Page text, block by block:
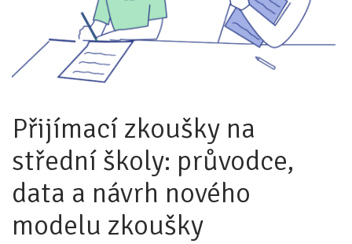
Všechny analýzy
Pro média
Tiskové zprávy
Pro zřizovatele
Konference Lepší škola
Kápézetka - průvodce pro zřizovatele
Klub zřizovatelů
Přijímací zkoušky na
střední školy: průvodce,
data a návrh nového
modelu zkoušky